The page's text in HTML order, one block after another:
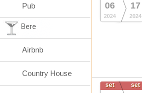
06
2024
17
2024
set set
Pub
Bere
Airbnb
Country House